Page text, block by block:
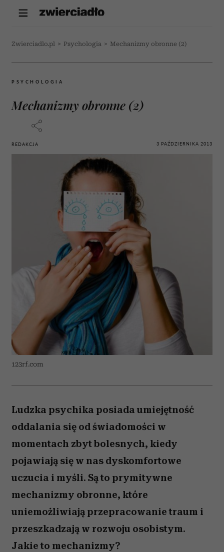
Zwierciadlo.pl > Psychologia > Mechanizmy obronne (2)
PSYCHOLOGIA
Mechanizmy obronne (2)
REDAKCJA 3 PAŹDZIERNIKA 2013
123rf.com
Ludzka psychika posiada umiejętność
oddalania się od świadomości w
momentach zbyt bolesnych, kiedy
pojawiają się w nas dyskomfortowe
uczucia i myśli. Są to prymitywne
mechanizmy obronne, które
uniemożliwiają przepracowanie traum i
przeszkadzają w rozwoju osobistym.
Jakie to mechanizmy?